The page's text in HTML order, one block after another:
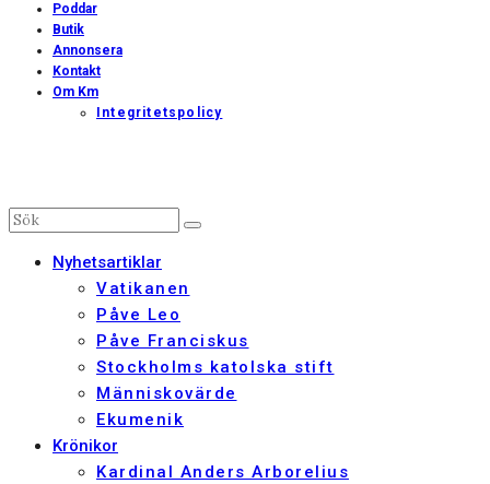
Poddar
Butik
Annonsera
Kontakt
Om Km
Integritetspolicy
Nyhetsartiklar
Vatikanen
Påve Leo
Påve Franciskus
Stockholms katolska stift
Människovärde
Ekumenik
Krönikor
Kardinal Anders Arborelius